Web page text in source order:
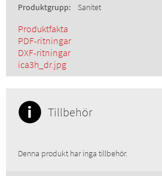
Produktgrupp:
Sanitet
Produktfakta
PDF-ritningar
DXF-ritningar
ica3h_dr.jpg
Tillbehör
Denna produkt har inga tillbehör.